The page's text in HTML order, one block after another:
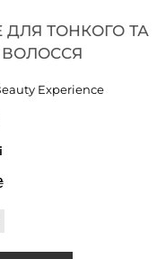
ДЛЯ ТОНКОГО ТА
Experience